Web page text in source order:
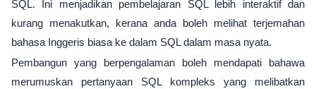
SQL. Ini menjadikan pembelajaran SQL lebih interaktif dan
kurang menakutkan, kerana anda boleh melihat terjemahan
bahasa Inggeris biasa ke dalam SQL dalam masa nyata.
Pembangun yang berpengalaman boleh mendapati bahawa
merumuskan pertanyaan SQL kompleks yang melibatkan